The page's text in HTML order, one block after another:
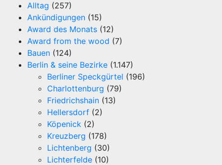
Alltag (257)
Ankündigungen (15)
Award des Monats (12)
Award from the wood (7)
Bauen (124)
Berlin & seine Bezirke (1.147)
Berliner Speckgürtel (196)
Charlottenburg (79)
Friedrichshain (13)
Hellersdorf (2)
Köpenick (2)
Kreuzberg (178)
Lichtenberg (30)
Lichterfelde (10)